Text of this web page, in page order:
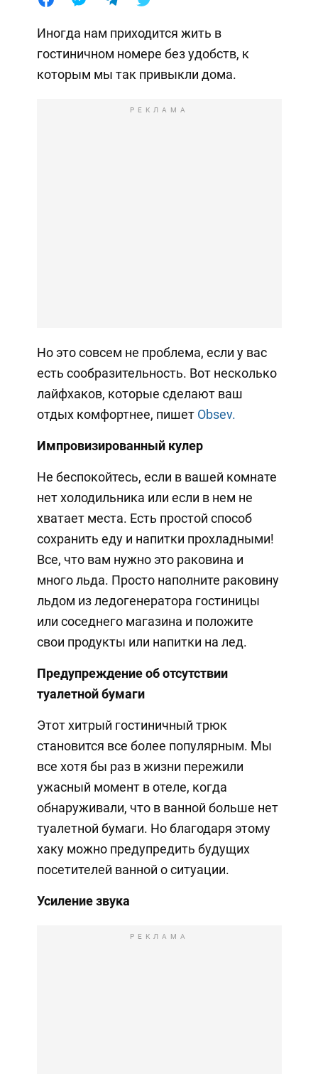
Иногда нам приходится жить в
гостиничном номере без удобств, к
которым мы так привыкли дома.
РЕКЛАМА
Но это совсем не проблема, если у вас
есть сообразительность. Вот несколько
лайфхаков, которые сделают ваш
отдых комфортнее, пишет Obsev.
Импровизированный кулер
Не беспокойтесь, если в вашей комнате
нет холодильника или если в нем не
хватает места. Есть простой способ
сохранить еду и напитки прохладными!
Все, что вам нужно это раковина и
много льда. Просто наполните раковину
льдом из ледогенератора гостиницы
или соседнего магазина и положите
свои продукты или напитки на лед.
Предупреждение об отсутствии
туалетной бумаги
Этот хитрый гостиничный трюк
становится все более популярным. Мы
все хотя бы раз в жизни пережили
ужасный момент в отеле, когда
обнаруживали, что в ванной больше нет
туалетной бумаги. Но благодаря этому
хаку можно предупредить будущих
посетителей ванной о ситуации.
Усиление звука
РЕКЛАМА